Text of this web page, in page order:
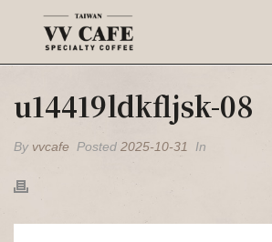
u14419ldkfljsk-08
By vvcafe Posted 2025-10-31 In